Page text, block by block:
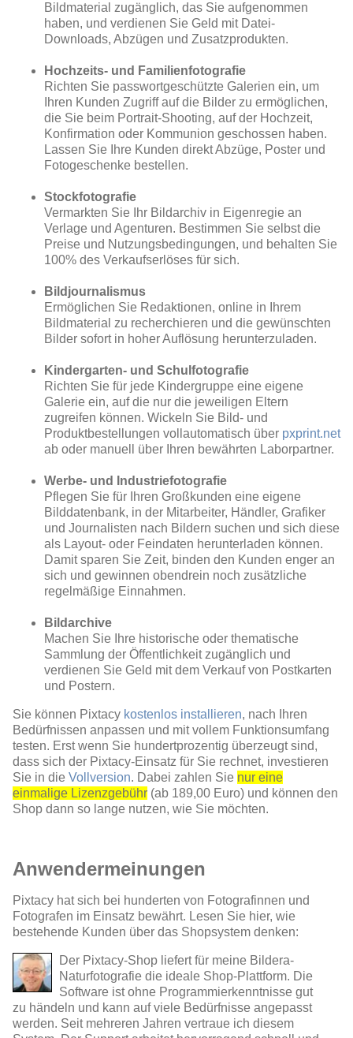
Bildmaterial zugänglich, das Sie aufgenommen
haben, und verdienen Sie Geld mit Datei-
Downloads, Abzügen und Zusatzprodukten.
Hochzeits- und Familienfotografie
Richten Sie passwortgeschützte Galerien ein, um
Ihren Kunden Zugriff auf die Bilder zu ermöglichen,
die Sie beim Portrait-Shooting, auf der Hochzeit,
Konfirmation oder Kommunion geschossen haben.
Lassen Sie Ihre Kunden direkt Abzüge, Poster und
Fotogeschenke bestellen.
Stockfotografie
Vermarkten Sie Ihr Bildarchiv in Eigenregie an
Verlage und Agenturen. Bestimmen Sie selbst die
Preise und Nutzungsbedingungen, und behalten Sie
100% des Verkaufserlöses für sich.
Bildjournalismus
Ermöglichen Sie Redaktionen, online in Ihrem
Bildmaterial zu recherchieren und die gewünschten
Bilder sofort in hoher Auflösung herunterzuladen.
Kindergarten- und Schulfotografie
Richten Sie für jede Kindergruppe eine eigene
Galerie ein, auf die nur die jeweiligen Eltern
zugreifen können. Wickeln Sie Bild- und
Produktbestellungen vollautomatisch über pxprint.net
ab oder manuell über Ihren bewährten Laborpartner.
Werbe- und Industriefotografie
Pflegen Sie für Ihren Großkunden eine eigene
Bilddatenbank, in der Mitarbeiter, Händler, Grafiker
und Journalisten nach Bildern suchen und sich diese
als Layout- oder Feindaten herunterladen können.
Damit sparen Sie Zeit, binden den Kunden enger an
sich und gewinnen obendrein noch zusätzliche
regelmäßige Einnahmen.
Bildarchive
Machen Sie Ihre historische oder thematische
Sammlung der Öffentlichkeit zugänglich und
verdienen Sie Geld mit dem Verkauf von Postkarten
und Postern.
Sie können Pixtacy kostenlos installieren, nach Ihren
Bedürfnissen anpassen und mit vollem Funktionsumfang
testen. Erst wenn Sie hundertprozentig überzeugt sind,
dass sich der Pixtacy-Einsatz für Sie rechnet, investieren
Sie in die Vollversion. Dabei zahlen Sie nur eine
einmalige Lizenzgebühr (ab 189,00 Euro) und können den
Shop dann so lange nutzen, wie Sie möchten.
Anwendermeinungen
Pixtacy hat sich bei hunderten von Fotografinnen und
Fotografen im Einsatz bewährt. Lesen Sie hier, wie
bestehende Kunden über das Shopsystem denken:
Der Pixtacy-Shop liefert für meine Bildera-
Naturfotografie die ideale Shop-Plattform. Die
Software ist ohne Programmierkenntnisse gut
zu händeln und kann auf viele Bedürfnisse angepasst
werden. Seit mehreren Jahren vertraue ich diesem